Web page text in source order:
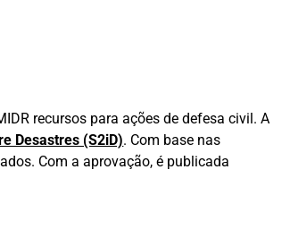
recursos para ações de defesa civil. A
Desastres (S2iD). Com base nas
Com a aprovação, é publicada